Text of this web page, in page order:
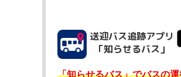
送迎バス追跡アプリ
「知らせるバス」
「知らせるバス」でバスの